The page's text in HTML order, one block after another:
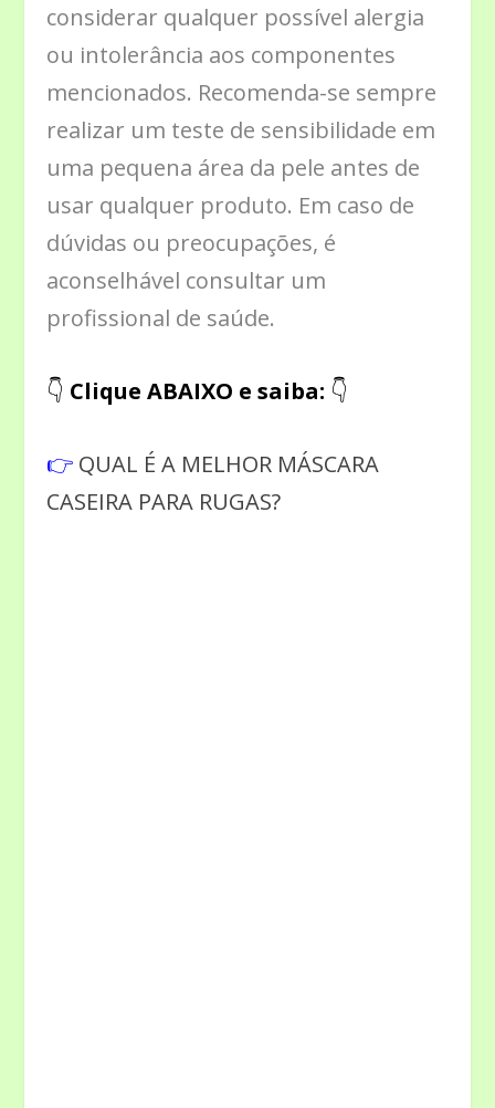
considerar qualquer possível alergia
ou intolerância aos componentes
mencionados. Recomenda-se sempre
realizar um teste de sensibilidade em
uma pequena área da pele antes de
usar qualquer produto. Em caso de
dúvidas ou preocupações, é
aconselhável consultar um
profissional de saúde.
👇 Clique ABAIXO e saiba: 👇
👉 QUAL É A MELHOR MÁSCARA
CASEIRA PARA RUGAS?